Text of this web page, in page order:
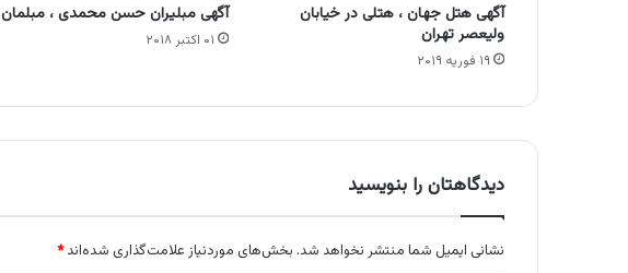
آگهی هتل جهان ، هتلی در خیابان
ولیعصر تهران
۱۹ فوریه ۲۰۱۹
آگهی مبلیران حسن محمدی ، مبلمان
۰۱ اکتبر ۲۰۱۸
دیدگاهتان را بنویسید
نشانی ایمیل شما منتشر نخواهد شد. بخش‌های موردنیاز علامت‌گذاری شده‌اند*